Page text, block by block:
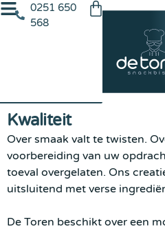
0251 650
568
Kwaliteit
Over smaak valt te twisten.
voorbereiding van uw
toeval overgelaten. Ons
uitsluitend met verse
De Toren beschikt over een